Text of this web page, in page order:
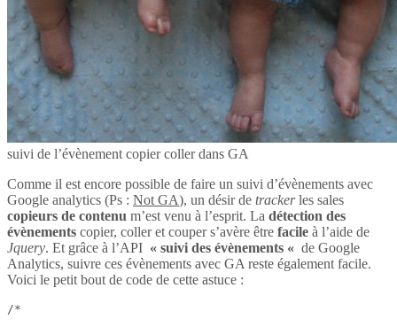
suivi de l’évènement copier coller dans GA
Comme il est encore possible de faire un suivi d’évènements avec
Google analytics (Ps : Not GA), un désir de trackerles sales
copieurs de contenu m’est venu à l’esprit. La détection des
évènements copier, coller et couper s’avère être facile à l’aide de
Jquery. Et grâce à l’API « suivi des évènements « de Google
Analytics, suivre ces évènements avec GA reste également facile.
Voici le petit bout de code de cette astuce :
/*